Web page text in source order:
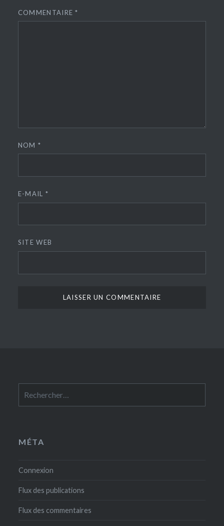
COMMENTAIRE*
NOM*
E-MAIL *
SITE WEB
MÉTA
Connexion
Flux des publications
Flux des commentaires